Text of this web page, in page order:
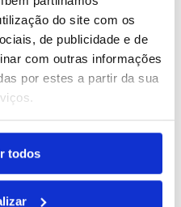
do site com os
de publicidade e de
com outras informações
por estes a partir da sua
todos